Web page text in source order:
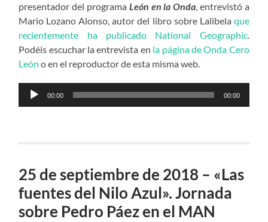
presentador del programa León en la Onda, entrevistó a
Mario Lozano Alonso, autor del libro sobre Lalibela que
recientemente ha publicado National Geographic.
Podéis escuchar la entrevista en la página de Onda Cero
León o en el reproductor de esta misma web.
Reproductor
00:00 00:00
25 de septiembre de 2018 – «Las
fuentes del Nilo Azul». Jornada
sobre Pedro Páez en el MAN